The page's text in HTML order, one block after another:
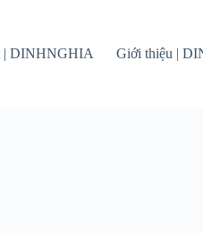
| DINHNGHIA Giới thiệu |